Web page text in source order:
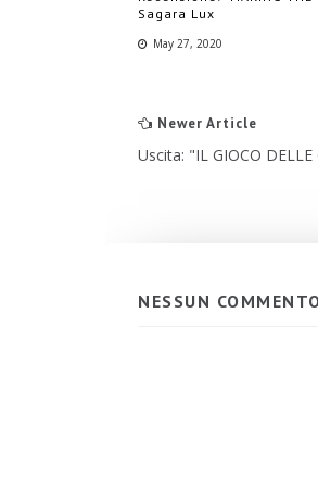
Sagara Lux
May 27, 2020
Newer Article
Uscita: "IL GIOCO
NESSUN